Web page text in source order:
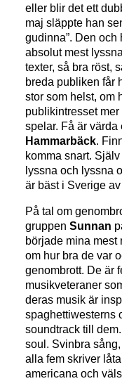
eller blir det ett
maj släppte han
gudinna”. Den och
absolut mest
texter, så bra röst,
breda publiken får
stor som helst, om
publikintresset
spelar. Få är värda
Hammarbäck.
komma snart.
lyssna och lyssna
är bäst i Sverige
På tal om
gruppenSunnan
började mina mest
om hur bra de var
genombrott. De är
musikveteraner
deras musik är
spaghettiwesterns
soundtrack till
soul. Svinbra
alla fem skriver
americana och